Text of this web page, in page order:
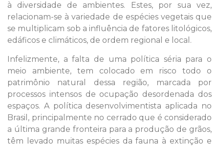
à diversidade de ambientes. Estes, por sua vez,
relacionam-se à variedade de espécies vegetais que
se multiplicam sob a influência de fatores litológicos,
edáficos e climáticos, de ordem regional e local.
Infelizmente, a falta de uma política séria para o
meio ambiente, tem colocado em risco todo o
patrimônio natural dessa região, marcada por
processos intensos de ocupação desordenada dos
espaços. A política desenvolvimentista aplicada no
Brasil, principalmente no cerrado que é considerado
a última grande fronteira para a produção de grãos,
têm levado muitas espécies da fauna à extinção e